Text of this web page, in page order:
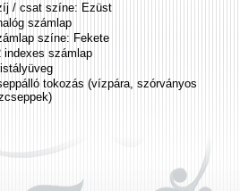
/ csat színe: Ezüst
számlap
színe: Fekete
indexes számlap
tokozás (vízpára, szórványos